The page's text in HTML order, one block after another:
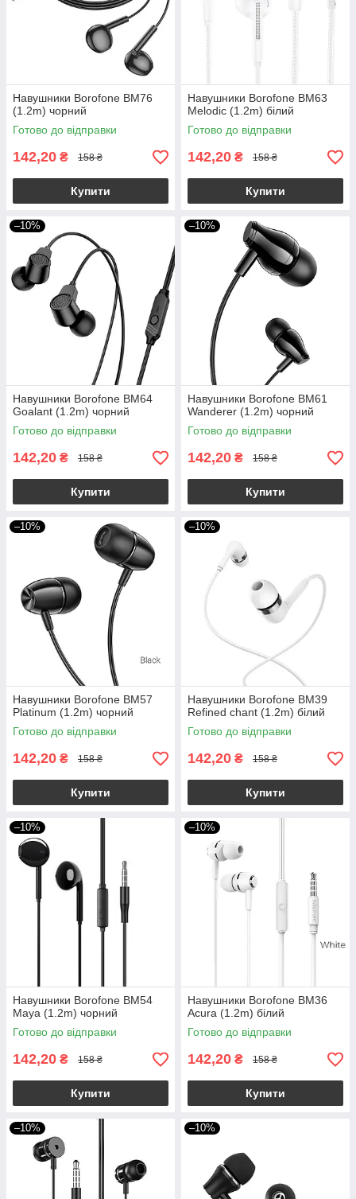
Навушники Borofone BM76
(1.2m) чорний
Готово до відправки
142,20 ₴ 158 ₴
Купити
Навушники Borofone BM63
Melodic (1.2m) білий
Готово до відправки
142,20 ₴ 158 ₴
Купити
–10%
Навушники Borofone BM64
Goalant (1.2m) чорний
Готово до відправки
142,20 ₴ 158 ₴
Купити
–10%
Навушники Borofone BM61
Wanderer (1.2m) чорний
Готово до відправки
142,20 ₴ 158 ₴
Купити
–10%
Навушники Borofone BM57
Platinum (1.2m) чорний
Готово до відправки
142,20 ₴ 158 ₴
Купити
–10%
Навушники Borofone BM39
Refined chant (1.2m) білий
Готово до відправки
142,20 ₴ 158 ₴
Купити
–10%
Навушники Borofone BM54
Maya (1.2m) чорний
Готово до відправки
142,20 ₴ 158 ₴
Купити
–10%
Навушники Borofone BM36
Acura (1.2m) білий
Готово до відправки
142,20 ₴ 158 ₴
Купити
–10% –10%